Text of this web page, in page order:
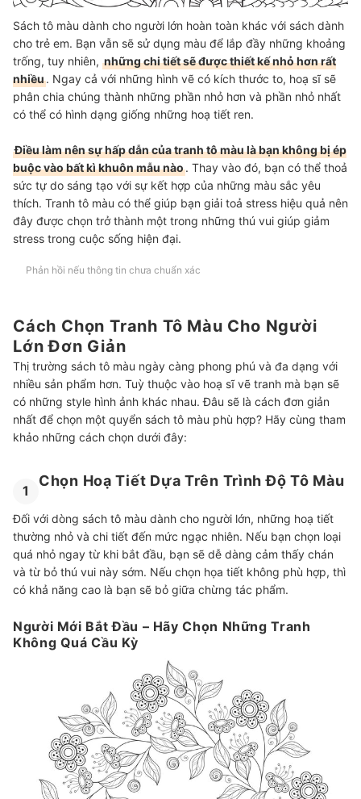
Sách tô màu dành cho người lớn hoàn toàn khác với sách dành
cho trẻ em. Bạn vẫn sẽ sử dụng màu để lắp đầy những khoảng
trống, tuy nhiên, những chi tiết sẽ được thiết kế nhỏ hơn rất
nhiều. Ngay cả với những hình vẽ có kích thước to, hoạ sĩ sẽ
phân chia chúng thành những phần nhỏ hơn và phần nhỏ nhất
có thể có hình dạng giống những hoạ tiết ren.
Điều làm nên sự hấp dẫn của tranh tô màu là bạn không bị ép
buộc vào bất kì khuôn mẫu nào. Thay vào đó, bạn có thể thoả
sức tự do sáng tạo với sự kết hợp của những màu sắc yêu
thích. Tranh tô màu có thể giúp bạn giải toả stress hiệu quả nên
đây được chọn trở thành một trong những thú vui giúp giảm
stress trong cuộc sống hiện đại.
Phản hồi nếu thông tin chưa chuẩn xác
Cách Chọn Tranh Tô Màu Cho Người
Lớn Đơn Giản
Thị trường sách tô màu ngày càng phong phú và đa dạng với
nhiều sản phẩm hơn. Tuỳ thuộc vào hoạ sĩ vẽ tranh mà bạn sẽ
có những style hình ảnh khác nhau. Đâu sẽ là cách đơn giản
nhất để chọn một quyển sách tô màu phù hợp? Hãy cùng tham
khảo những cách chọn dưới đây:
1
Chọn Hoạ Tiết Dựa Trên Trình Độ Tô Màu
Đối với dòng sách tô màu dành cho người lớn, những hoạ tiết
thường nhỏ và chi tiết đến mức ngạc nhiên. Nếu bạn chọn loại
quá nhỏ ngay từ khi bắt đầu, bạn sẽ dễ dàng cảm thấy chán
và từ bỏ thú vui này sớm. Nếu chọn họa tiết không phù hợp, thì
có khả năng cao là bạn sẽ bỏ giữa chừng tác phẩm.
Người Mới Bắt Đầu – Hãy Chọn Những Tranh
Không Quá Cầu Kỳ